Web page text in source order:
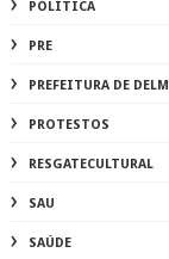
POLÍTICA
PRE
PREFEITURA DE
PROTESTOS
RESGATECULTURAL
SAU
SAÚDE